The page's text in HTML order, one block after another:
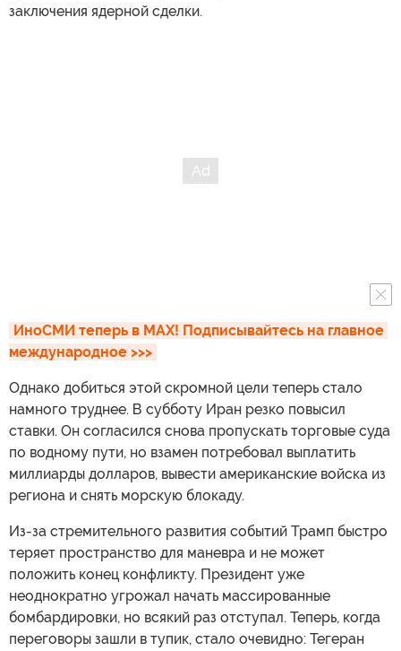
заключения ядерной сделки.
ИноСМИ теперь в MAX! Подписывайтесь на главное
международное >>>
Однако добиться этой скромной цели теперь стало
намного труднее. В субботу Иран резко повысил
ставки. Он согласился снова пропускать торговые суда
по водному пути, но взамен потребовал выплатить
миллиарды долларов, вывести американские войска из
региона и снять морскую блокаду.
Из-за стремительного развития событий Трамп быстро
теряет пространство для маневра и не может
положить конец конфликту. Президент уже
неоднократно угрожал начать массированные
бомбардировки, но всякий раз отступал. Теперь, когда
переговоры зашли в тупик, стало очевидно: Тегеран